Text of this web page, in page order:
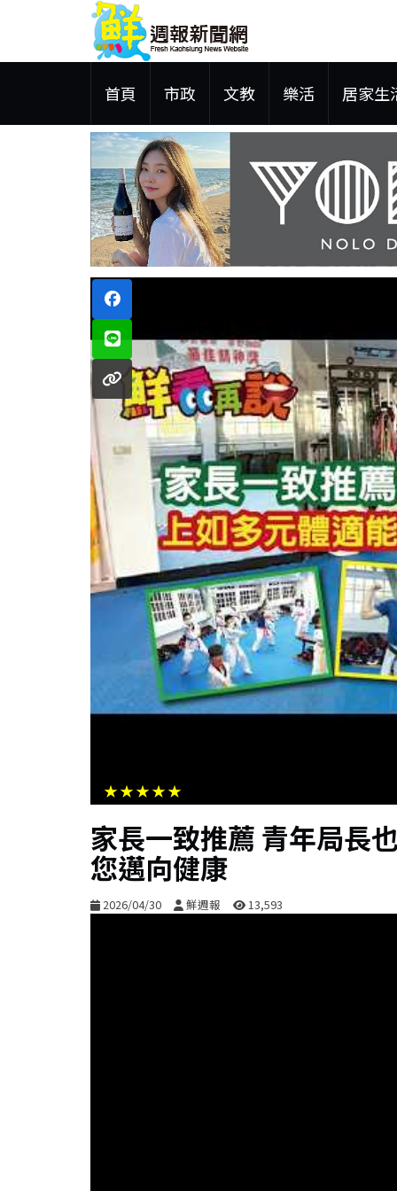
首頁 市政 文教 樂活 居家生
★★★★★
家長一致推薦 青年局長
您邁向健康
2026/04/30 鮮週報 13,593
物網、超商、連
碼贈優惠券
高市教育局家教中心首發表原創家
《家‧幸福城》 邀祖孫三代攜手共